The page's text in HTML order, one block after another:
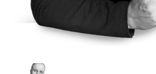
Padrão,